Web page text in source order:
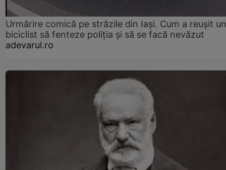
Urmărire comică pe străzile din Iași. Cum a reușit un
biciclist să fenteze poliția și să se facă nevăzut
adevarul.ro